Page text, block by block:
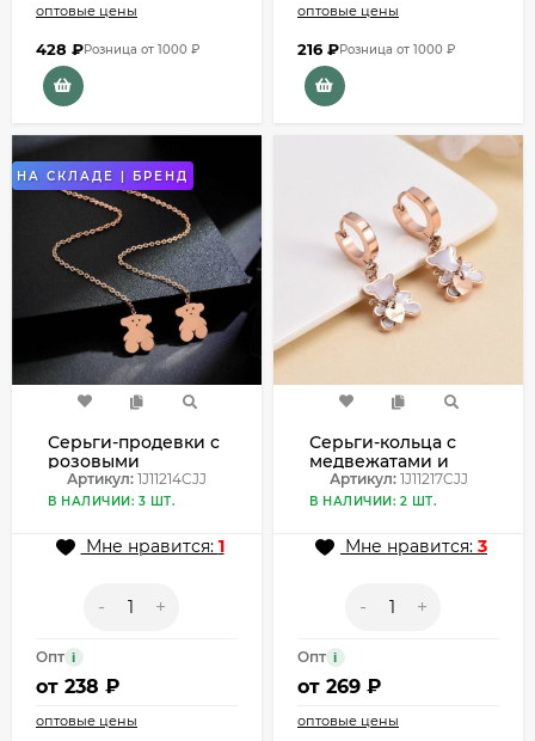
оптовые цены
428 ₽Розница от 1000 ₽
оптовые цены
216 ₽Розница от 1000 ₽
НА СКЛАДЕ | БРЕНД
Серьги-продевки с
розовыми
медвежатами
1J11214CJJ
Артикул: 1J11214CJJ
В НАЛИЧИИ: 3 ШТ.
Мне нравится: 1
- +
Опт i
от 238 ₽
оптовые цены
Серьги-кольца с
медвежатами и
перламутром
1J11217CJJ
Артикул:1J11217CJJ
В НАЛИЧИИ: 2 ШТ.
Мне нравится: 3
- +
Опт i
от 269 ₽
оптовые цены